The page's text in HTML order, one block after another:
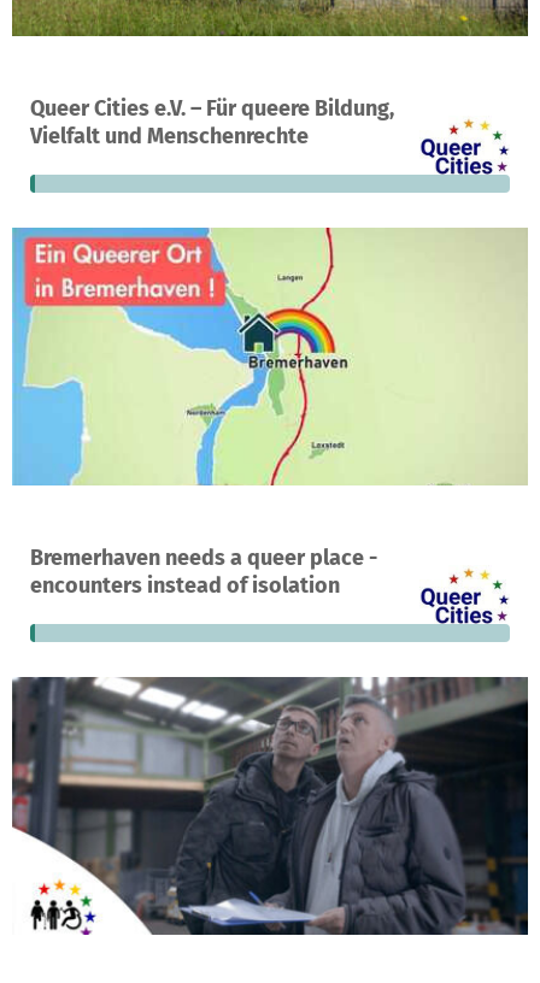
Queer Cities e.V. – Für queere Bildung,
Vielfalt und Menschenrechte
A project in Bremen, Germany
1 1% €53,850
still needed
Bremerhaven needs a queer place -
encounters instead of isolation
A project in Bremen, Germany
3 1% €31,905
still needed